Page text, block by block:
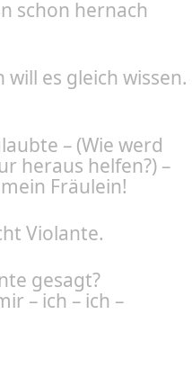
schon hernach
will es gleich wissen.
– (Wie werd
heraus helfen?) –
Fräulein!
Violante.
gesagt?
– ich – ich –